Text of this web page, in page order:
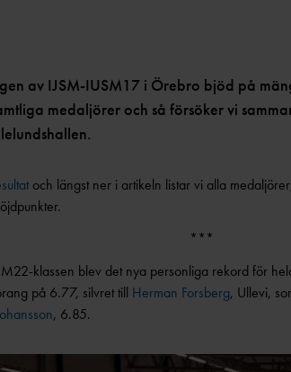
av IJSM-IUSM17 i Örebro bjöd på
medaljörer och så försöker vi
och längst ner i artikeln listar vi alla
***
klassen blev det nya personliga rekord för
på 6.77, silvret till Herman Forsberg, Ullevi,
, 6.85.